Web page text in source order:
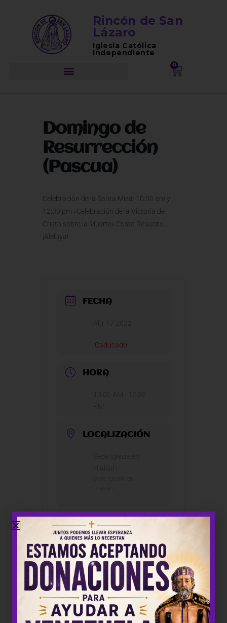
Rincón de San
Lázaro
Iglesia Católica
Independiente
0
Domingo de
Resurrección
(Pascua)
Celebración de la Santa Misa: 10:00 am y
12:30 pm «Celebración de la Victoria de
Cristo sobre la Muerte» Cristo Resucito…
¡Aleluya!
FECHA
¡Caducado!
HORA
LOCALIZACIÓN
+ Añadir Google Calendar
+ exportación iCal / Outlook